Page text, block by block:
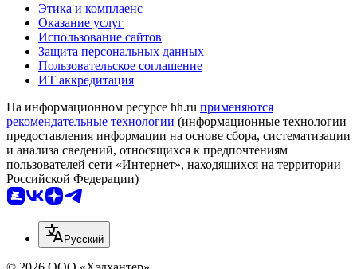
Этика и комплаенс
Оказание услуг
Использование сайтов
Защита персональных данных
Пользовательское соглашение
ИТ аккредитация
На информационном ресурсе hh.ru применяются
рекомендательные технологии (информационные технологии
предоставления информации на основе сбора, систематизации
и анализа сведений, относящихся к предпочтениям
пользователей сети «Интернет», находящихся на территории
Российской Федерации)
Русский